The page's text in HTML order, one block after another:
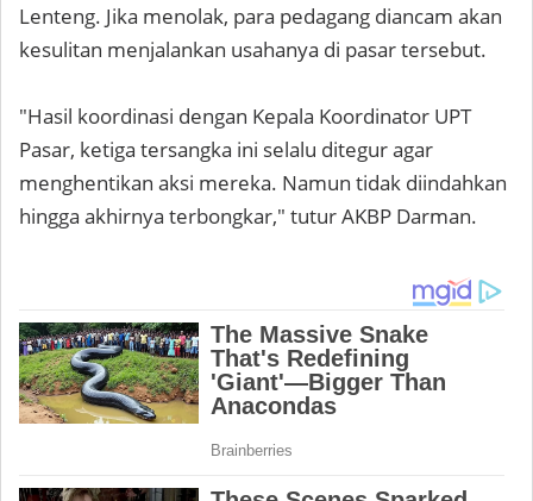
Lenteng. Jika menolak, para pedagang diancam akan
kesulitan menjalankan usahanya di pasar tersebut.
"Hasil koordinasi dengan Kepala Koordinator UPT
Pasar, ketiga tersangka ini selalu ditegur agar
menghentikan aksi mereka. Namun tidak diindahkan
hingga akhirnya terbongkar," tutur AKBP Darman.